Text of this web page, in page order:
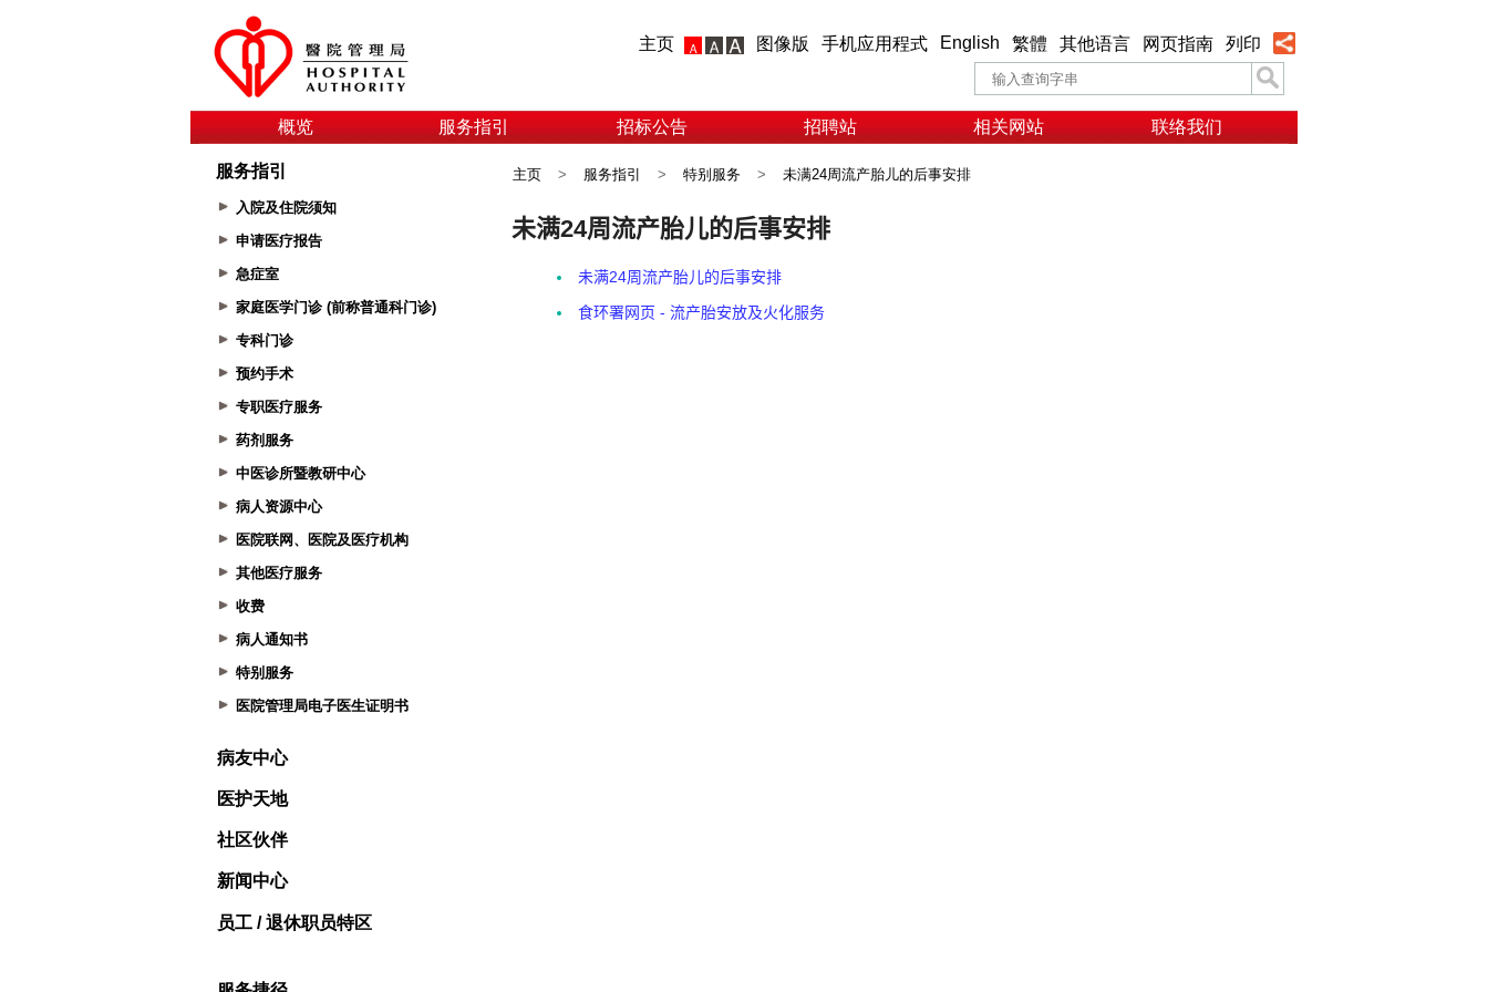
主页 图像版 手机应用程式 English 繁體 其他语言 网页指南 列印
概览 服务指引 招标公告 招聘站 相关网站 联络我们
服务指引
入院及住院须知
申请医疗报告
急症室
家庭医学门诊 (前称普通科门诊)
专科门诊
预约手术
专职医疗服务
药剂服务
中医诊所暨教研中心
病人资源中心
医院联网、医院及医疗机构
其他医疗服务
收费
病人通知书
特别服务
医院管理局电子医生证明书
病友中心
医护天地
社区伙伴
新闻中心
员工 / 退休职员特区
主页 > 服务指引 > 特别服务 > 未满24周流产胎儿的后事安排